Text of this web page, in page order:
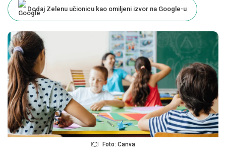
Dodaj Zelenu učionicu kao omiljeni izvor na Google-u
Foto: Canva